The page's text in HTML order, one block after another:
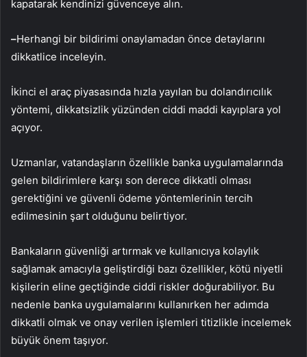
kapatarak kendinizi güvenceye alın.
–Herhangi bir bildirimi onaylamadan önce detaylarını
dikkatlice inceleyin.
İkinci el araç piyasasında hızla yayılan bu dolandırıcılık
yöntemi, dikkatsizlik yüzünden ciddi maddi kayıplara yol
açıyor.
Uzmanlar, vatandaşların özellikle banka uygulamalarında
gelen bildirimlere karşı son derece dikkatli olması
gerektiğini ve güvenli ödeme yöntemlerinin tercih
edilmesinin şart olduğunu belirtiyor.
Bankaların güvenliği artırmak ve kullanıcıya kolaylık
sağlamak amacıyla geliştirdiği bazı özellikler, kötü niyetli
kişilerin eline geçtiğinde ciddi riskler doğurabiliyor. Bu
nedenle banka uygulamalarını kullanırken her adımda
dikkatli olmak ve onay verilen işlemleri titizlikle incelemek
büyük önem taşıyor.